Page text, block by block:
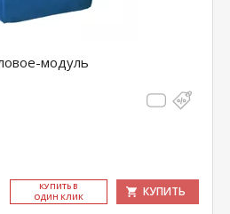
модуль
КУ­ПИТЬ В
ОДИН КЛИК
КУПИТЬ